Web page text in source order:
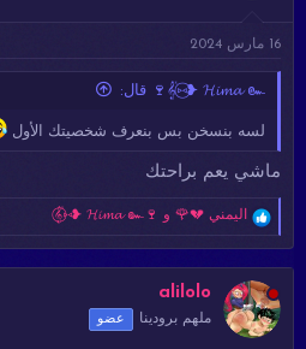
:
16 مارس 2024
𝄟⑅⃝❥ 𝓗𝓲𝓶𝓪 ๛🍷 قال:
لسه بنسخن بس بنعرف شخصيتك الأول
ماشي يعم براحتك
ت
ف
ا
ع
ل
اليمني 💔🌹 و 𝄟⑅⃝❥ 𝓗𝓲𝓶𝓪 ๛🍷
alilolo
ملهم برودينا عضو